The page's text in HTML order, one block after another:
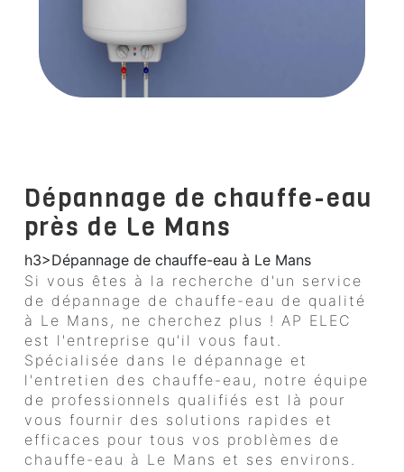
Dépannage de chauffe-eau
près de Le Mans
h3>Dépannage de chauffe-eau à Le Mans
Si vous êtes à la recherche d'un service
de dépannage de chauffe-eau de qualité
à Le Mans, ne cherchez plus ! AP ELEC
est l'entreprise qu'il vous faut.
Spécialisée dans le dépannage et
l'entretien des chauffe-eau, notre équipe
de professionnels qualifiés est là pour
vous fournir des solutions rapides et
efficaces pour tous vos problèmes de
chauffe-eau à Le Mans et ses environs.